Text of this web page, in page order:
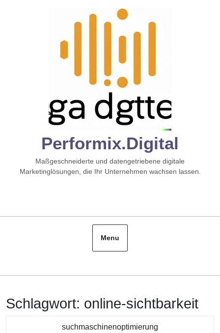
Performix.digital
Maßgeschneiderte und datengetriebene digitale
Marketinglösungen, die Ihr Unternehmen wachsen lassen.
Menu
Schlagwort: online-sichtbarkeit
suchmaschinenoptimierung